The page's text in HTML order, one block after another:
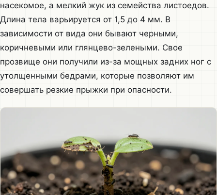
насекомое, а мелкий жук из семейства листоедов.
Длина тела варьируется от 1,5 до 4 мм. В
зависимости от вида они бывают черными,
коричневыми или глянцево-зелеными. Свое
прозвище они получили из-за мощных задних ног с
утолщенными бедрами, которые позволяют им
совершать резкие прыжки при опасности.